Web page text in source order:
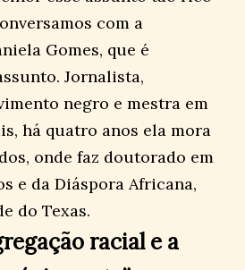
com a
Gomes, que é
Jornalista,
negro e mestra em
há quatro anos ela mora
onde faz doutorado em
e da Diáspora Africana,
do Texas.
racial e a